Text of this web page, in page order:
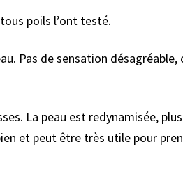
poils l’ont testé.
Pas de sensation
La peau est redynamisée,
et peut être très utile pour